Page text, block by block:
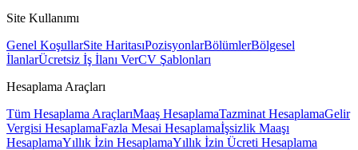
Site Kullanımı
Genel KoşullarSite HaritasıPozisyonlarBölümlerBölgesel
İlanlarÜcretsiz İş İlanı VerCV Şablonları
Hesaplama Araçları
Tüm Hesaplama AraçlarıMaaş HesaplamaTazminat HesaplamaGelir
Vergisi HesaplamaFazla Mesai Hesaplamaİşsizlik Maaşı
HesaplamaYıllık İzin HesaplamaYıllık İzin Ücreti Hesaplama